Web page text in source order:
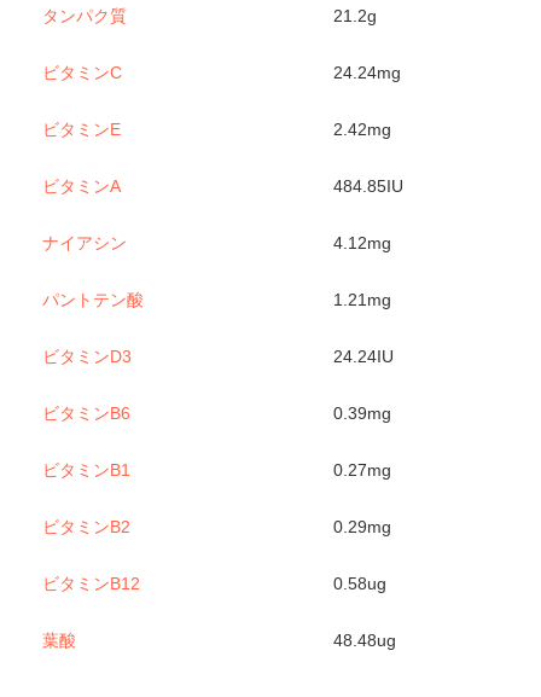
タンパク質 21.2g
ビタミンC 24.24mg
ビタミンE 2.42mg
ビタミンA 484.85IU
ナイアシン 4.12mg
パントテン酸 1.21mg
ビタミンD3 24.24IU
ビタミンB6 0.39mg
ビタミンB1 0.27mg
ビタミンB2 0.29mg
ビタミンB12 0.58ug
葉酸 48.48ug